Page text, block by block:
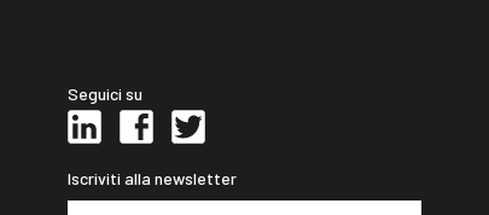
Seguici su
Iscriviti alla newsletter